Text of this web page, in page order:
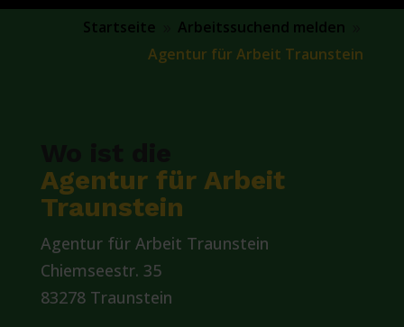
Startseite Arbeitssuchend melden
Agentur für Arbeit Traunstein
Agentur für Arbeit
Traunstein
Agentur für Arbeit Traunstein
Chiemseestr. 35
83278 Traunstein